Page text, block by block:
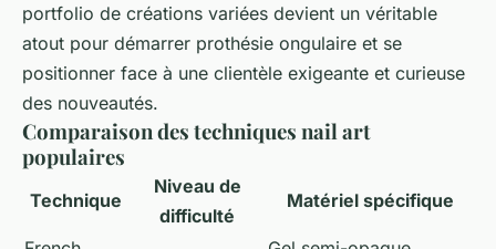
portfolio de créations variées devient un véritable
atout pour démarrer prothésie ongulaire et se
positionner face à une clientèle exigeante et curieuse
des nouveautés.
Comparaison des techniques nail art
populaires
Technique
Niveau de
difficulté
Matériel spécifique